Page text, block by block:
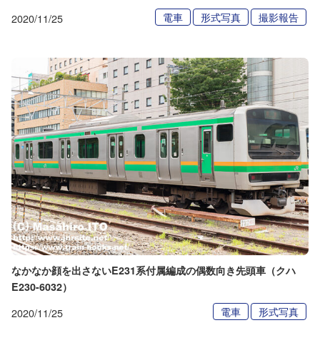
2020/11/25 電車 形式写真 撮影報告
なかなか顔を出さないE231系付属編成の偶数向き先頭車（クハ
E230-6032）
2020/11/25 電車 形式写真